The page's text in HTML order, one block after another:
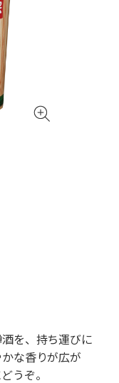
を、持ち運びに
な香りが広が
うぞ。